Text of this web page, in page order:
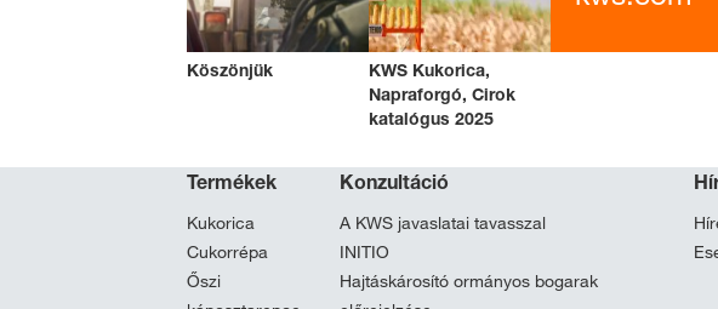
Köszönjük
KWS Kukorica,
Napraforgó, Cirok
katalógus 2025
Termékek
Kukorica
Cukorrépa
Őszi
Konzultáció
A KWS javaslatai tavasszal
INITIO
Hajtáskárosító ormányos bogarak